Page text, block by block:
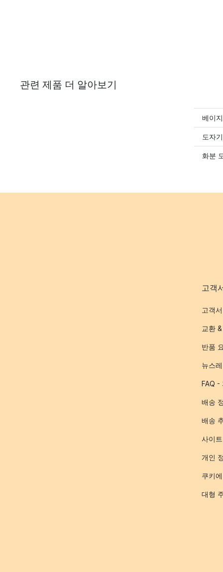
관련 제품 더 알아보기
베이
도자
화분
고객
고객
교환
반품
뉴스
FAQ -
배송
배송
사이
개인
쿠키
대형